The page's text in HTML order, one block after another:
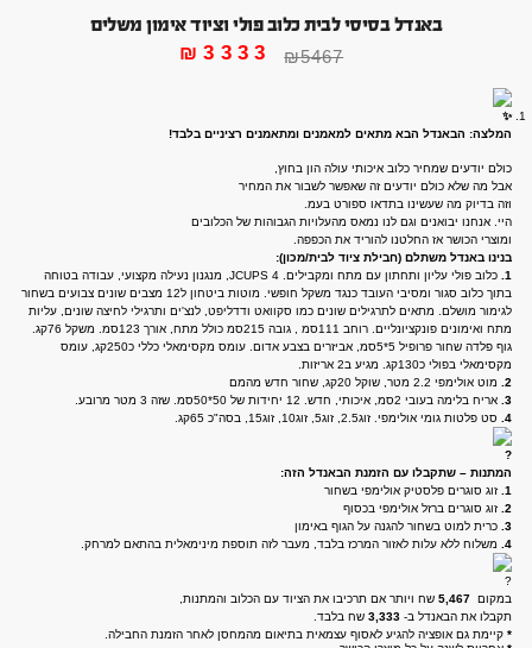
באנדל בסיסי לבית כלוב פולי וציוד אימון משלים
המלצה: הבאנדל הבא מתאים למאמנים ומתאמנים רציניים בלבד!
כולם יודעים שמחיר כלוב איכותי עולה הון בחוץ,
אבל מה שלא כולם יודעים זה שאפשר לשבור את המחיר
וזה בדיוק מה שעשינו בתדאו ספורט בעמ.
היי. אנחנו יבואנים וגם לנו נמאס מהעלויות הגבוהות של הכלובים
ומוצרי הכושר אז החלטנו להוריד את הכפפה.
בנינו באנדל משתלם (חבילת ציוד לבית/מכון):
1.
כלוב פולי עליון ותחתון עם מתח ומקבילים. 4 JCUPS, מנגנון נעילה מקצועי, עבודה בטוחה
בתוך כלוב סגור ומסיבי העובד כנגד משקל חופשי. מוטות ביטחון ל12 מצבים שונים צבועים בשחור
לגימור מושלם. מתאים לתרגילים שונים כמו סקוואט ודדליפט, לנצ'ים ותרגילי לחיצה שונים, עליות
מתח ואימונים פונקציונליים. רוחב 111סמ , גובה 215סמ כולל מתח, אורך 123סמ. משקל 76קג.
גוף פלדה שחור פרופיל 5*5סמ, אביזרים בצבע אדום. עומס מקסימאלי כללי כ250קג, עומס
מקסימאלי בפולי כ130קג. מגיע ב2 אריזות.
2.
מוט אולימפי 2.2 מטר, שוקל 20קג, שחור חדש מהמם
3. אריח בלימה בעובי 2סמ, איכותי, חדש. 12 יחידות של 50*50סמ. שזה 3 מטר מרובע.
4.
סט פלטות גומי אולימפי. זוג2.5, זוג5, זוג10, זוג15, בסה"כ 65קג.
המתנות – שתקבלו עם הזמנת הבאנדל הזה:
1. זוג סוגרים פלסטיק אולימפי בשחור
2. זוג סוגרים ברזל אולימפי בכסוף
3. כרית למוט בשחור להגנה על הגוף באימון
4.
משלוח ללא עלות לאזור המרכז בלבד, מעבר לזה תוספת מינימאלית בהתאם למרחק.
במקום5,467 שח ויותר אם תרכיבו את הציוד עם הכלוב והמתנות,
תקבלו את הבאנדל ב-3,333 שח בלבד.
*קיימת גם אופציה להגיע לאסוף עצמאית בתיאום מהמחסן לאחר הזמנת החבילה.
₪5467
₪3333